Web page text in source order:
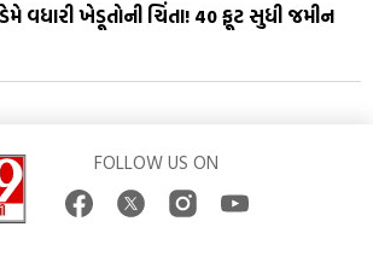
ડેમે વધારી ખેડૂતોની ચિંતા! 40 ફૂટ સુધી જમીન
FOLLOW US ON